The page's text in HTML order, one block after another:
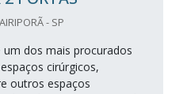
- SP
dos mais procurados
cirúrgicos,
outros espaços